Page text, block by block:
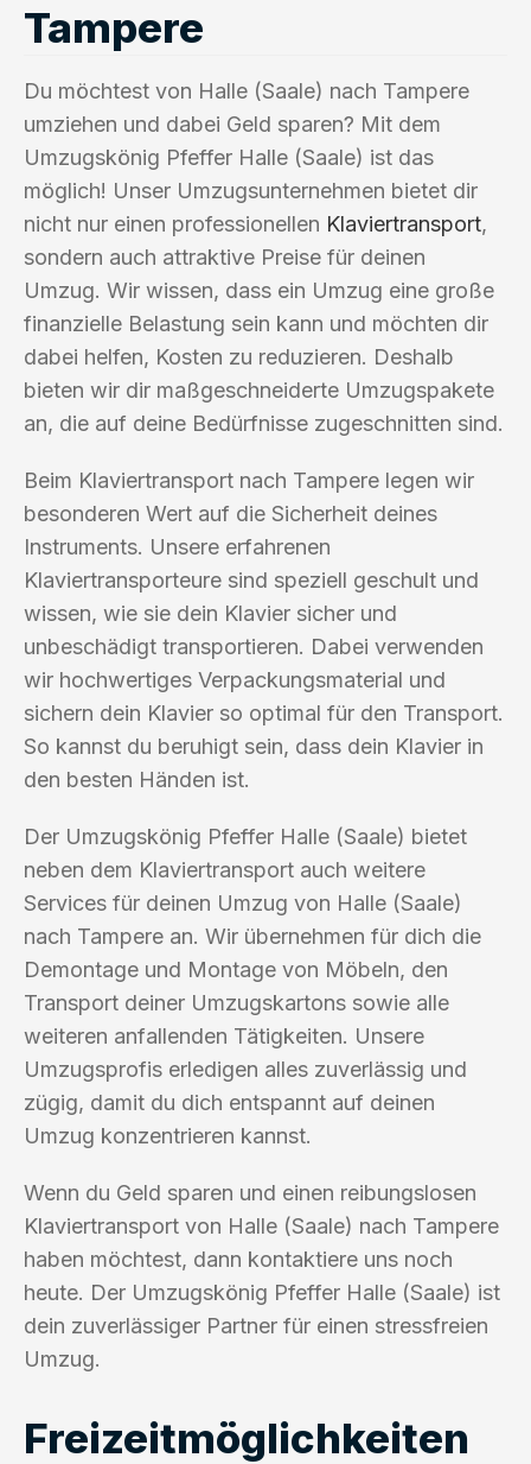
Tampere
Du möchtest von Halle (Saale) nach Tampere
umziehen und dabei Geld sparen? Mit dem
Umzugskönig Pfeffer Halle (Saale) ist das
möglich! Unser Umzugsunternehmen bietet dir
nicht nur einen professionellen Klaviertransport,
sondern auch attraktive Preise für deinen
Umzug. Wir wissen, dass ein Umzug eine große
finanzielle Belastung sein kann und möchten dir
dabei helfen, Kosten zu reduzieren. Deshalb
bieten wir dir maßgeschneiderte Umzugspakete
an, die auf deine Bedürfnisse zugeschnitten sind.
Beim Klaviertransport nach Tampere legen wir
besonderen Wert auf die Sicherheit deines
Instruments. Unsere erfahrenen
Klaviertransporteure sind speziell geschult und
wissen, wie sie dein Klavier sicher und
unbeschädigt transportieren. Dabei verwenden
wir hochwertiges Verpackungsmaterial und
sichern dein Klavier so optimal für den Transport.
So kannst du beruhigt sein, dass dein Klavier in
den besten Händen ist.
Der Umzugskönig Pfeffer Halle (Saale) bietet
neben dem Klaviertransport auch weitere
Services für deinen Umzug von Halle (Saale)
nach Tampere an. Wir übernehmen für dich die
Demontage und Montage von Möbeln, den
Transport deiner Umzugskartons sowie alle
weiteren anfallenden Tätigkeiten. Unsere
Umzugsprofis erledigen alles zuverlässig und
zügig, damit du dich entspannt auf deinen
Umzug konzentrieren kannst.
Wenn du Geld sparen und einen reibungslosen
Klaviertransport von Halle (Saale) nach Tampere
haben möchtest, dann kontaktiere uns noch
heute. Der Umzugskönig Pfeffer Halle (Saale) ist
dein zuverlässiger Partner für einen stressfreien
Umzug.
Freizeitmöglichkeiten